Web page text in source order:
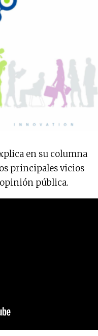
en su columna
principales vicios
pública.